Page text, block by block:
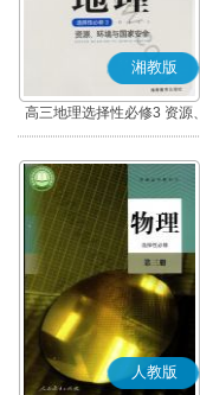
湘教版
高三地理选择性必修3 资源、
环境与国家安全
人教版